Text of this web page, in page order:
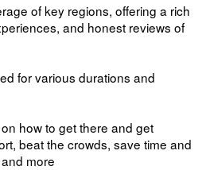
of key regions, offering a rich
and honest reviews of
for various durations and
how to get there and get
beat the crowds, save time and
more